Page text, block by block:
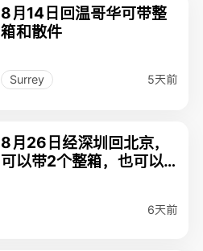
8月14日回温哥华可带整
箱和散件
Surrey 5天前
8月26日经深圳回北京，
可以带2个整箱，也可以
6天前